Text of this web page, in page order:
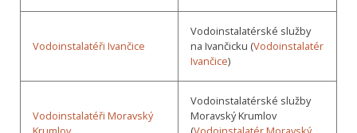
Vodoinstalatéři Ivančice
Vodoinstalatérské služby
na Ivančicku (Vodoinstalatér
Ivančice)
Vodoinstalatéři Moravský
Vodoinstalatérské služby
Moravský Krumlov